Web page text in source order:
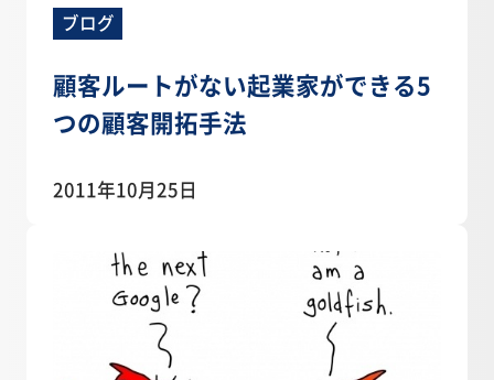
ブログ
顧客ルートがない起業家ができる5
つの顧客開拓手法
2011年10月25日